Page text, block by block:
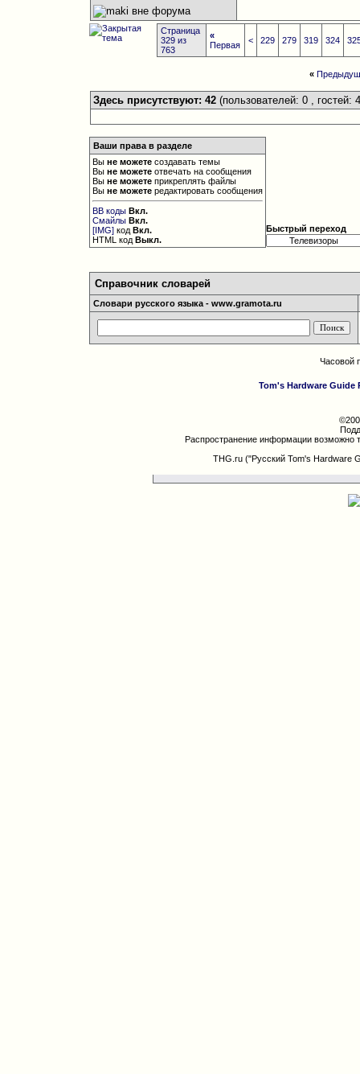
Страница
329 из
763
«
Первая
< 229 279 319 324
«
Здесь присутствуют: 42 (пользователей: 0 , гостей:
Ваши права в разделе
Выне можете создавать темы
Выне можете отвечать на сообщения
Выне можете прикреплять файлы
Выне можете редактировать сообщения
BB коды Вкл.
Смайлы Вкл.
[IMG] кодВкл.
HTML кодВыкл.
Быстрый переход
Справочник словарей
Словари русского языка - www.gramota.ru
Часовой
Tom's Hardware Guide
Распространение информации возможно
THG.ru ("Русский Tom's Hardware